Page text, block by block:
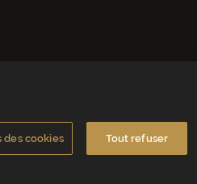
des cookies Tout refuser